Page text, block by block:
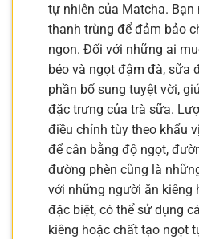
tự nhiên của Matcha. Bạn
thanh trùng để đảm bảo
ngon. Đối với những ai
béo và ngọt đậm đà, sữa
phần bổ sung tuyệt vời,
đặc trưng của trà sữa.
điều chỉnh tùy theo khẩu
để cân bằng độ ngọt,
đường phèn cũng là
với những người ăn kiêng
đặc biệt, có thể sử dụng
kiêng hoặc chất tạo ngọt